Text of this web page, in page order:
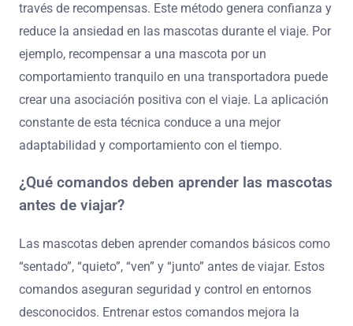
través de recompensas. Este método genera confianza y
reduce la ansiedad en las mascotas durante el viaje. Por
ejemplo, recompensar a una mascota por un
comportamiento tranquilo en una transportadora puede
crear una asociación positiva con el viaje. La aplicación
constante de esta técnica conduce a una mejor
adaptabilidad y comportamiento con el tiempo.
¿Qué comandos deben aprender las mascotas
antes de viajar?
Las mascotas deben aprender comandos básicos como
“sentado”, “quieto”, “ven” y “junto” antes de viajar. Estos
comandos aseguran seguridad y control en entornos
desconocidos. Entrenar estos comandos mejora la